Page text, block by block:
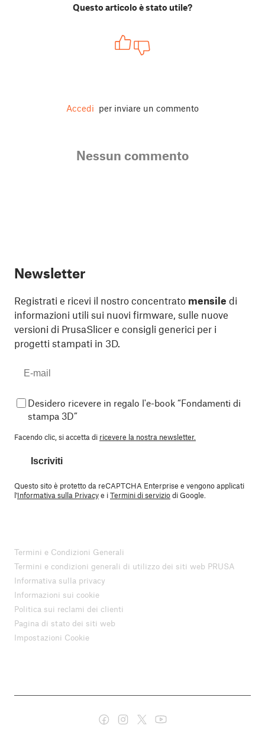
Questo articolo è stato utile?
Accedi per inviare un commento
Nessun commento
Newsletter
Registrati e ricevi il nostro concentrato mensile di
informazioni utili sui nuovi firmware, sulle nuove
versioni di PrusaSlicer e consigli generici per i
progetti stampati in 3D.
Desidero ricevere in regalo l'e-book “Fondamenti di
stampa 3D”
Facendo clic, si accetta di ricevere la nostra newsletter.
Iscriviti
Questo sito è protetto da reCAPTCHA Enterprise e vengono applicati
l'Informativa sulla Privacye iTermini di serviziodi Google.
Termini e Condizioni Generali
Termini e condizioni generali di utilizzo dei siti web PRUSA
Informativa sulla privacy
Informazioni sui cookie
Politica sui reclami dei clienti
Pagina di stato dei siti web
Impostazioni Cookie